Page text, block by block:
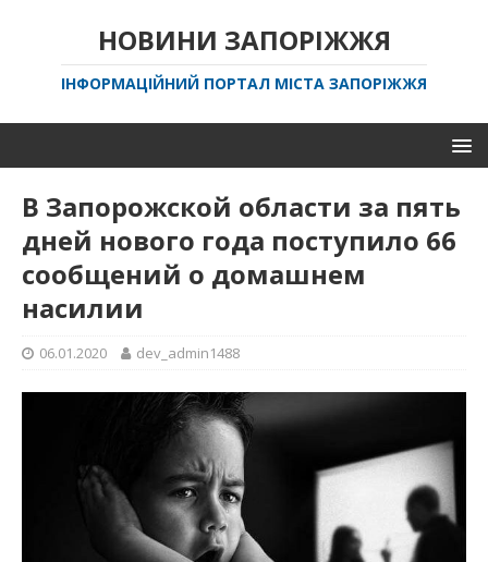
НОВИНИ ЗАПОРІЖЖЯ
ІНФОРМАЦІЙНИЙ ПОРТАЛ МІСТА ЗАПОРІЖЖЯ
В Запорожской области за пять
дней нового года поступило 66
сообщений о домашнем
насилии
06.01.2020 dev_admin1488